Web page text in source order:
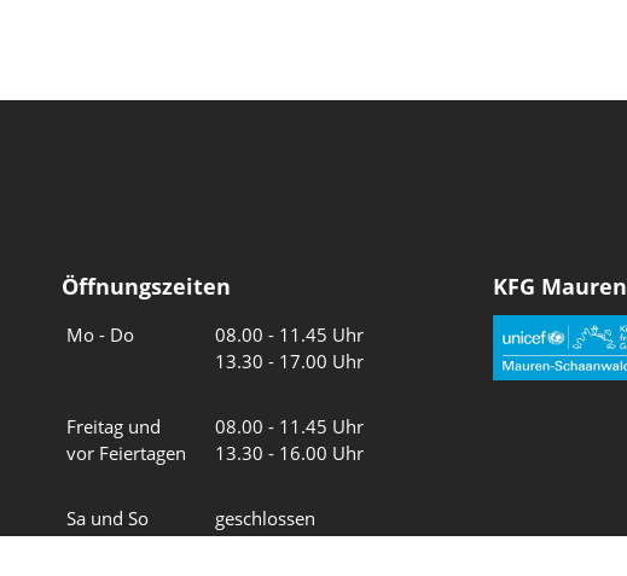
Öffnungszeiten
Mo - Do
08.00 - 11.45 Uhr
13.30 - 17.00 Uhr
Freitag und
vor Feiertagen
08.00 - 11.45 Uhr
13.30 - 16.00 Uhr
Sa und So geschlossen
KFG Mauren